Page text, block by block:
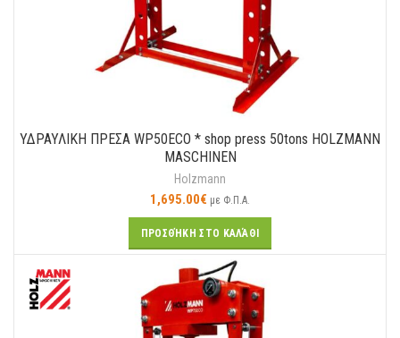
ΥΔΡΑΥΛΙΚΗ ΠΡΕΣΑ WP50ECO * shop press 50tons HOLZMANN
MASCHINEN
Holzmann
1,695.00€ με Φ.Π.Α.
ΠΡΟΣΘΉΚΗ ΣΤΟ ΚΑΛΆΘΙ